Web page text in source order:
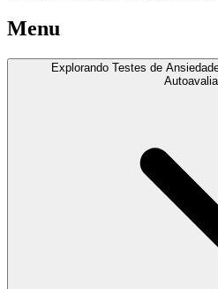
Menu
Explorando Testes de